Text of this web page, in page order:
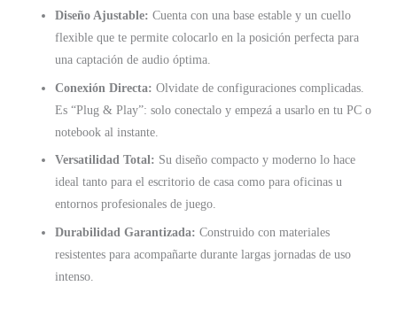
Diseño Ajustable: Cuenta con una base estable y un cuello
flexible que te permite colocarlo en la posición perfecta para
una captación de audio óptima.
Conexión Directa: Olvidate de configuraciones complicadas.
Es “Plug & Play”: solo conectalo y empezá a usarlo en tu PC o
notebook al instante.
Versatilidad Total: Su diseño compacto y moderno lo hace
ideal tanto para el escritorio de casa como para oficinas u
entornos profesionales de juego.
Durabilidad Garantizada: Construido con materiales
resistentes para acompañarte durante largas jornadas de uso
intenso.